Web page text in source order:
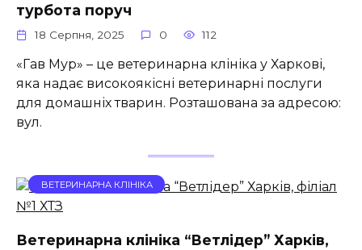
турбота поруч
18 Серпня, 2025 0 112
«Гав Мур» – це ветеринарна клініка у Харкові,
яка надає високоякісні ветеринарні послуги
для домашніх тварин. Розташована за адресою:
вул.
ВЕТЕРИНАРНА КЛІНІКА
Ветеринарна клініка “Ветлідер” Харків,